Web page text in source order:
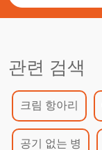
관련 검색
크림 항아리
공기 없는 병